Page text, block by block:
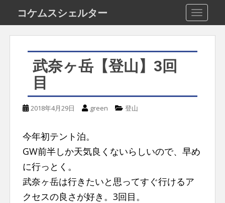
k
コケムスシェルター
武奈ヶ岳【登山】3回
目
2018年4月29日 green 登山
今年初テント泊。
GW前半しか天気良くないらしいので、早め
に行っとく。
武奈ヶ岳は行きたいと思ってすぐ行けるア
クセスの良さが好き。3回目。